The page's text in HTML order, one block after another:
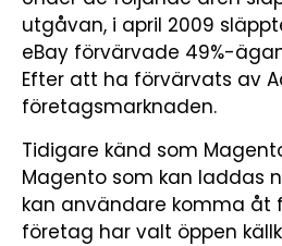
utgåvan, i april 2009
eBay förvärvade 49%-
Efter att ha förvärvats av
företagsmarknaden.
Tidigare känd som
Magento som kan laddas
kan användare komma åt
företag har valt öppen